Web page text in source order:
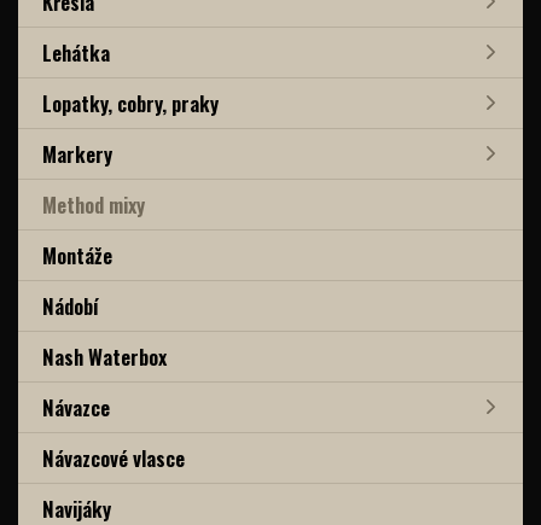
Lehátka
Lopatky, cobry, praky
Markery
Method mixy
Montáže
Nádobí
Nash Waterbox
Návazce
Návazcové vlasce
Navijáky